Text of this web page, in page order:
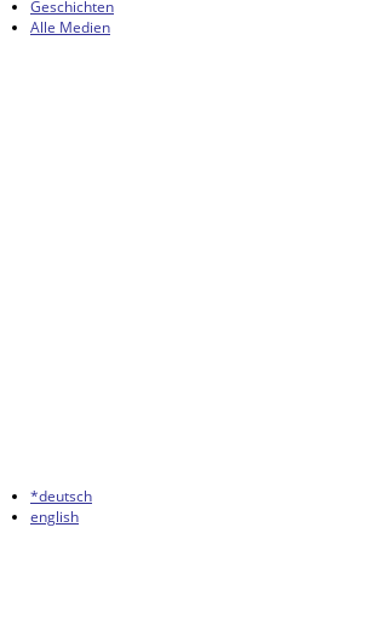
Geschichten
Alle Medien
*deutsch
english